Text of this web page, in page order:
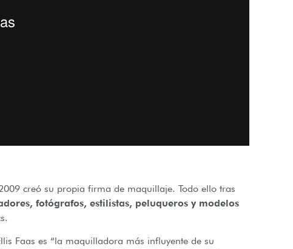
creó su propia firma de maquillaje. Todo ello tras
fotógrafos, estilistas, peluqueros y modelos
Faas es “la maquilladora más influyente de su